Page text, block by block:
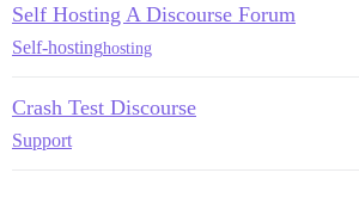
Self Hosting A Discourse Forum
Self-hostinghosting
Crash Test Discourse
Support